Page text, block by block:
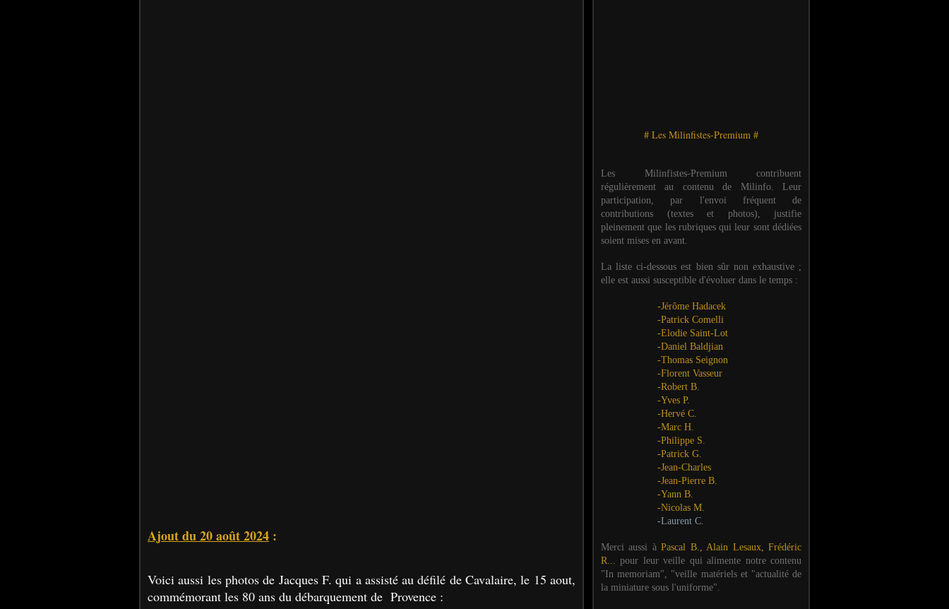
Ajout du 20 août 2024 :
Voici aussi les photos de Jacques F. qui a assisté au défilé de Cavalaire, le 15 aout,
commémorant les 80 ans du débarquement de Provence :
# Les Milinfistes-Premium #
Les Milinfistes-Premium contribuent
régulièrement au contenu de Milinfo. Leur
participation, par l'envoi fréquent de
contributions (textes et photos), justifie
pleinement que les rubriques qui leur sont dédiées
soient mises en avant.
La liste ci-dessous est bien sûr non exhaustive ;
elle est aussi susceptible d'évoluer dans le temps :
-Jérôme Hadacek
-Patrick Comelli
-Elodie Saint-Lot
-Daniel Baldjian
-Thomas Seignon
-Florent Vasseur
-Robert B.
-Yves P.
-Hervé C.
-Marc H.
-Philippe S.
-Patrick G.
-Jean-Charles
-Jean-Pierre B.
-Yann B.
-Nicolas M.
-Laurent C.
Merci aussi àPascal B., Alain Lesaux, Frédéric
R...pour leur veille qui alimente notre contenu
"In memoriam", "veille matériels et "actualité de
la miniature sous l'uniforme".